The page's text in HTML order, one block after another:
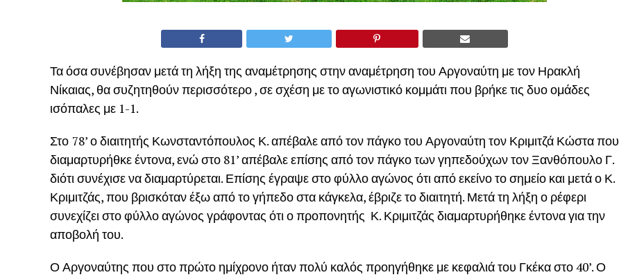
Τα όσα συνέβησαν μετά τη λήξη της αναμέτρησης στην αναμέτρηση του Αργοναύτη με τον Ηρακλή
Νίκαιας, θα συζητηθούν περισσότερο , σε σχέση με το αγωνιστικό κομμάτι που βρήκε τις δυο ομάδες
ισόπαλες με 1-1.
Στο 78’ ο διαιτητής Κωνσταντόπουλος Κ. απέβαλε από τον πάγκο του Αργοναύτη τον Κριμιτζά Κώστα που
διαμαρτυρήθκε έντονα, ενώ στο 81’ απέβαλε επίσης από τον πάγκο των γηπεδούχων τον Ξανθόπουλο Γ.
διότι συνέχισε να διαμαρτύρεται. Επίσης έγραψε στο φύλλο αγώνος ότι από εκείνο το σημείο και μετά ο Κ.
Κριμιτζάς, που βρισκόταν έξω από το γήπεδο στα κάγκελα, έβριζε το διαιτητή. Μετά τη λήξη ο ρέφερι
συνεχίζει στο φύλλο αγώνος γράφοντας ότι ο προπονητής Κ. Κριμιτζάς διαμαρτυρήθηκε έντονα για την
αποβολή του.
Ο Αργοναύτης που στο πρώτο ημίχρονο ήταν πολύ καλός προηγήθηκε με κεφαλιά του Γκέκα στο 40’. Ο